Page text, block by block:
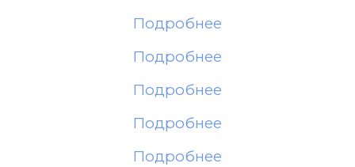
Подробнее
Подробнее
Подробнее
Подробнее
Подробнее